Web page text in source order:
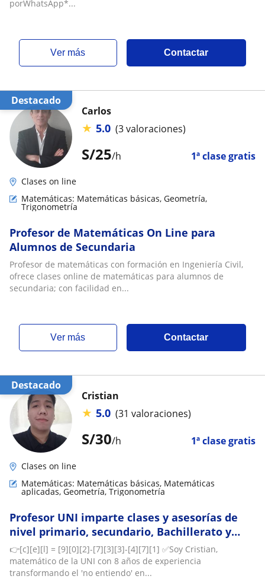
porWhatsApp*...
ver más Contactar
Destacado
S/25/h 1ª clase gratis
Carlos
★ 5.0 (3 valoraciones)
Clases on line
Matemáticas: Matemáticas básicas, Geometría,
Trigonometría
Profesor de Matemáticas On Line para
Alumnos de Secundaria
Profesor de matemáticas con formación en Ingeniería Civil,
ofrece clases online de matemáticas para alumnos de
secundaria; con facilidad en...
ver más Contactar
Destacado
S/30/h 1ª clase gratis
Cristian
★ 5.0 (31 valoraciones)
Clases on line
Matemáticas: Matemáticas básicas, Matemáticas
aplicadas, Geometría, Trigonometría
Profesor UNI imparte clases y asesorías de
nivel primario, secundario, Bachillerato y
preuniversitario. Virtual y Presencial
👉[c][e][l] = [9][0][2]-[7][3][3]-[4][7][1] ✅Soy Cristian,
matemático de la UNI con 8 años de experiencia
transformando el 'no entiendo' en...